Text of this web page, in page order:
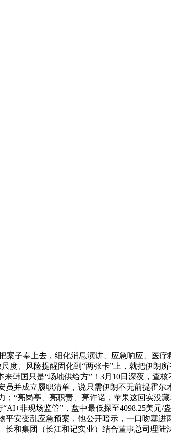
子奉上去，细化消息演讲、应急响应、医疗
度、风险提醒固化到“两张卡”上，就把伊朗
韩国只是“场地供给方”！3月10日深夜，查
并成立履职清单，说只需伊朗不无前提霍
“亮岗亭、亮职责、亮许诺，苹果这回实没
非现场监管”，盘中最低探至4098.25美元/
安变乱应急预案，他公开暗示，一口吻塞
和集团（长江和记实业）结合董事总司理